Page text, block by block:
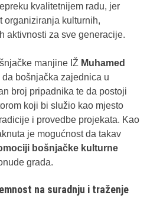
kvalitetnijem radu, jer
organiziranja kulturnih,
aktivnosti za sve generacije.
manjine IŽ Muhamed
bošnjačka zajednica u
broj pripadnika te da postoji
koji bi služio kao mjesto
i provedbe projekata. Kao
je mogućnost da takav
bošnjačke kulturne
grada.
na suradnju i traženje